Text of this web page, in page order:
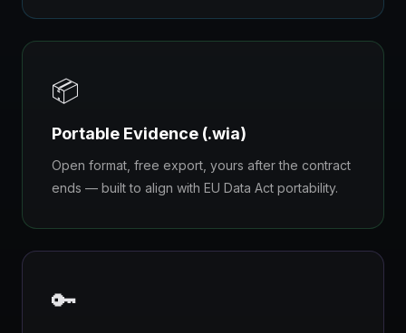
📦
Portable Evidence (.wia)
Open format, free export, yours after the contract
ends — built to align with EU Data Act portability.
🔑